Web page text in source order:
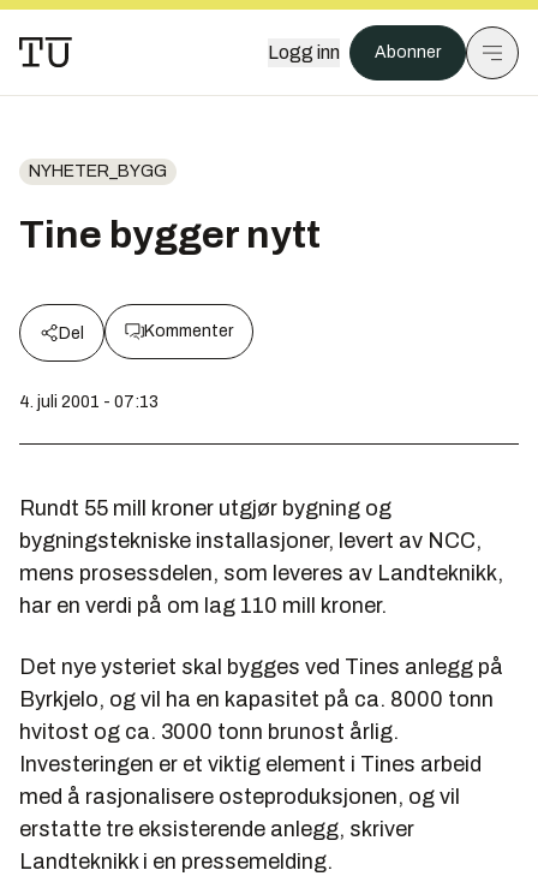
Logg inn Abonner
NYHETER_BYGG
Tine bygger nytt
Del Kommenter
4. juli 2001 - 07:13
Rundt 55 mill kroner utgjør bygning og
bygningstekniske installasjoner, levert av NCC,
mens prosessdelen, som leveres av Landteknikk,
har en verdi på om lag 110 mill kroner.
Det nye ysteriet skal bygges ved Tines anlegg på
Byrkjelo, og vil ha en kapasitet på ca. 8000 tonn
hvitost og ca. 3000 tonn brunost årlig.
Investeringen er et viktig element i Tines arbeid
med å rasjonalisere osteproduksjonen, og vil
erstatte tre eksisterende anlegg, skriver
Landteknikk i en pressemelding.